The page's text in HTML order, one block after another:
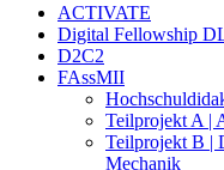
ACTIVATE
Digital Fellowship
D2C2
FAssMII
Teilprojekt A |
Teilprojekt B |
Mechanik